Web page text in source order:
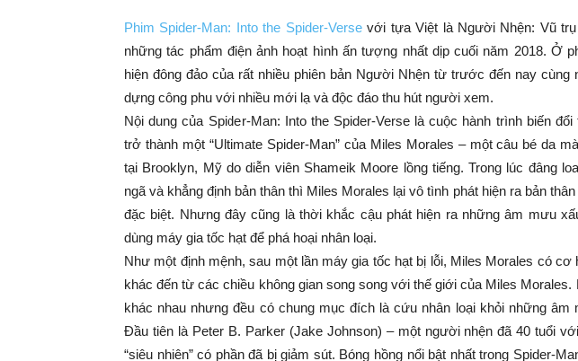
Phim Spider-Man: Into the Spider-Versevới tựa Việt là Người Nhện: Vũ
những tác phẩm điện ảnh hoạt hình ấn tượng nhất dịp cuối năm 2018. Ở
hiện đông đảo của rất nhiều phiên bản Người Nhện từ trước đến nay
dựng công phu với nhiều mới lạ và độc đáo thu hút người xem.
Nội dung của Spider-Man: Into the Spider-Verse là cuộc hành trình biến
trở thành một “Ultimate Spider-Man” của Miles Morales – một câu bé da
tại Brooklyn, Mỹ do diễn viên Shameik Moore lồng tiếng. Trong lúc đâng
ngã và khẳng định bản thân thì Miles Morales lại vô tình phát hiện ra bản
đặc biệt. Nhưng đây cũng là thời khắc cậu phát hiện ra những âm mưu
dùng máy gia tốc hạt để phá hoại nhân loại.
Như một định mệnh, sau một lần máy gia tốc hạt bị lỗi, Miles Morales có
khác đến từ các chiều không gian song song với thế giới của Miles
khác nhau nhưng đều có chung mục đích là cứu nhân loại khỏi những
Đầu tiên là Peter B. Parker (Jake Johnson) – một người nhện đã 40 tuổi
“siêu nhiên” có phần đã bị giảm sút. Bóng hồng nổi bật nhất trong Spider-